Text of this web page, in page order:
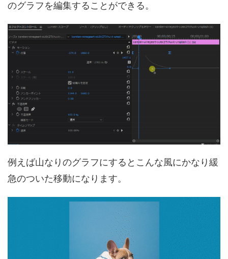
のグラフを編集することができる。
例えば山なりのグラフにするとこんな風にかなり緩
急のついた移動になります。